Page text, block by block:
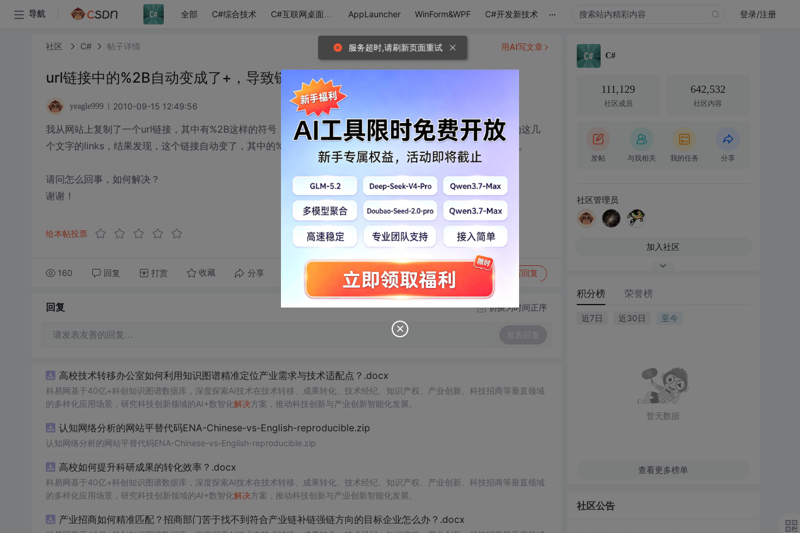
导航 全部 C#综合技术 C#互联网桌面应用 AppLauncher WinForm&WPF C#开发新技术 ... 登录/注册
社区 C# 帖子详情
url链接中的%2B自动变成了+，导致链接失效，怎么解决呀？
yeagle999 2010-09-15 12:49:56
我从网站上复制了一个url链接，其中有%2B这样的符号，然后我在frontpage中，输入几个文字，把这个链接作为这几
个文字的links，结果发现，这个链接自动变了，其中的%2B自动变成了“+”，导致链接失效，不能到原来的网址了。
请问怎么回事，如何解决？
谢谢！
给本帖投票
160 回复 打赏 收藏 分享 转发到动态 举报 写回复
用AI写文章
回复 切换为时间正序
请发表友善的回复… 发表回复
高校技术转移办公室如何利用知识图谱精准定位产业需求与技术适配点？.docx
科易网基于40亿+科创知识图谱数据库，深度探索AI技术在技术转移、成果转化、技术经纪、知识产权、产业创新、科技招商等垂直领域
的多样化应用场景，研究科技创新领域的AI+数智化解决方案，推动科技创新与产业创新智能化发展。
认知网络分析的网站平替代码ENA-Chinese-vs-English-reproducible.zip
认知网络分析的网站平替代码ENA-Chinese-vs-English-reproducible.zip
高校如何提升科研成果的转化效率？.docx
科易网基于40亿+科创知识图谱数据库，深度探索AI技术在技术转移、成果转化、技术经纪、知识产权、产业创新、科技招商等垂直领域
的多样化应用场景，研究科技创新领域的AI+数智化解决方案，推动科技创新与产业创新智能化发展。
产业招商如何精准匹配？招商部门苦于找不到符合产业链补链强链方向的目标企业怎么办？.docx
C#
111,129
社区成员
642,532
社区内容
发帖 与我相关 我的任务 分享
社区管理员
加入社区
积分榜 荣誉榜
近7日 近30日 至今
暂无数据
查看更多榜单
社区公告
服务超时,请刷新页面重试